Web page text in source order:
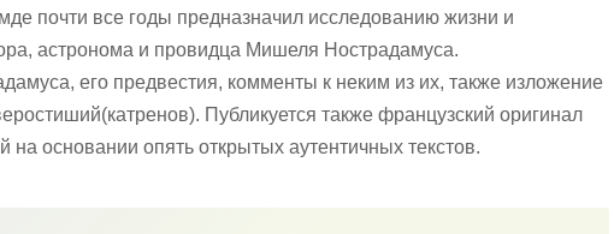
почти все годы предназначил исследованию жизни и
астронома и провидца Мишеля Нострадамуса.
его предвестия, комменты к неким из их, также изложение
Публикуется также французский оригинал
на основании опять открытых аутентичных текстов.